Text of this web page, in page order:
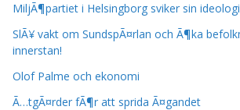
MiljÃ¶partiet i Helsingborg sviker sin ideologi
SlÃ¥ vakt om SundspÃ¤rlan och Ã¶ka
innerstan!
Olof Palme och ekonomi
Ã…tgÃ¤rder fÃ¶r att sprida Ã¤gandet